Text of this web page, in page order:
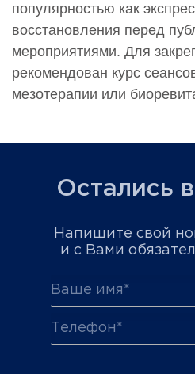
популярностью как
восстановления перед
мероприятиями. Для
рекомендован курс
мезотерапии или
Остались
Напишите свой
и с Вами